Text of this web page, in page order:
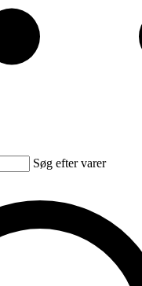
Søg efter varer